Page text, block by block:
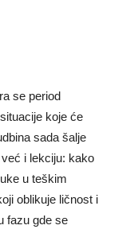
se period
koje će
sada šalje
i lekciju: kako
u teškim
oblikuje ličnost i
fazu gde se